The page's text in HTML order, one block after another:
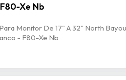
Xe Nb
Monitor De 17" A 32" North
- F80-Xe Nb